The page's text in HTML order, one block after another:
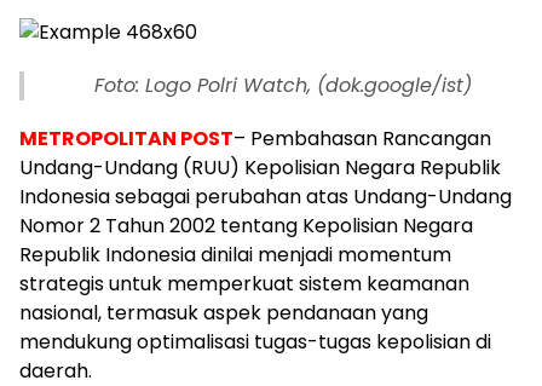
Foto: Logo Polri Watch, (dok.google/ist)
METROPOLITAN POST– Pembahasan Rancangan
Undang-Undang (RUU) Kepolisian Negara Republik
Indonesia sebagai perubahan atas Undang-Undang
Nomor 2 Tahun 2002 tentang Kepolisian Negara
Republik Indonesia dinilai menjadi momentum
strategis untuk memperkuat sistem keamanan
nasional, termasuk aspek pendanaan yang
mendukung optimalisasi tugas-tugas kepolisian di
daerah.